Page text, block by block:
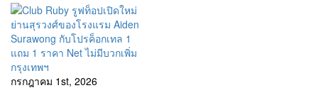
กรุงเทพฯ
กรกฎาคม 1st, 2026